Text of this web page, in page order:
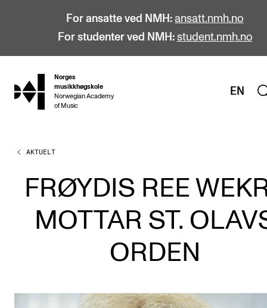
For ansatte ved NMH: ansatt.nmh.no
For studenter ved NMH: student.nmh.no
hjem
Norges
musikkhøgskole
Norwegian Academy
of Music
EN
STUDIER
Alle studier
Bachelor
Master
Årsstudium og videreutdanning
AKTUELT
FRØYDIS REE
MOTTAR ST.
ORDEN